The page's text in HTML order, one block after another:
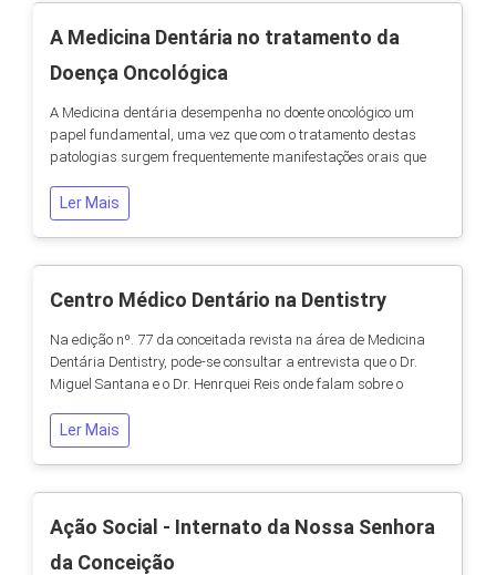
A Medicina Dentária no tratamento da
Doença Oncológica
A Medicina dentária desempenha no doente oncológico um
papel fundamental, uma vez que com o tratamento destas
patologias surgem frequentemente manifestações orais que
interrupção do tratamento oncológico (Quimioterapia e
Radioterapia). É no sentido de minimizar, ou mesmo de
Ler Mais
Centro Médico Dentário na Dentistry
Na edição nº. 77 da conceitada revista na área de Medicina
Dentária Dentistry, pode-se consultar a entrevista que o Dr.
Miguel Santana e o Dr. Henrquei Reis onde falam sobre o
Porto, o Centro Médico Dentário (CMD) trabalha directamente
com o Instituto CUF e, mais recentemente, com o Hospital CUF
Ler Mais
Ação Social - Internato da Nossa Senhora
da Conceição